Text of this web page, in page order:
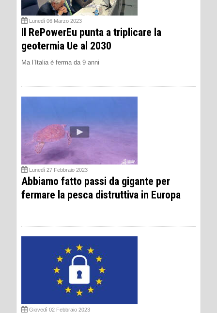
Lunedì 06 Marzo 2023
Il RePowerEu punta a triplicare la
geotermia Ue al 2030
Ma l’Italia è ferma da 9 anni
Lunedì 27 Febbraio 2023
Abbiamo fatto passi da gigante per
fermare la pesca distruttiva in Europa
Giovedì 02 Febbraio 2023